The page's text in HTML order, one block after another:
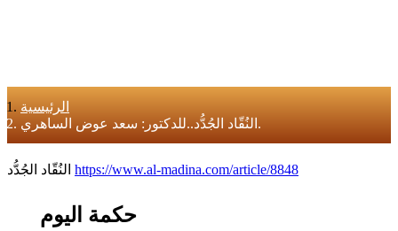
الرئيسية
النُقّاد الجُدُّد..للدكتور: سعد عوض الساهري.
https://www.al-madina.com/article/8848
حكمة اليوم